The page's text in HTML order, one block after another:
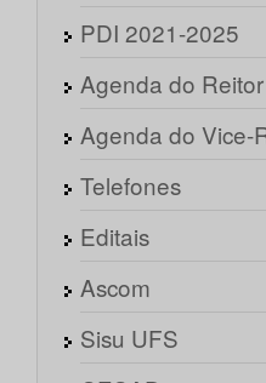
PDI 2021-2025
Agenda do Reitor
Agenda do Vice-
Telefones
Editais
Ascom
Sisu UFS